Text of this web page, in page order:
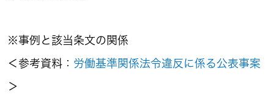
※事例と該当条文の関係
＜参考資料： 労働基準関係法令違反に係る公表事案
＞